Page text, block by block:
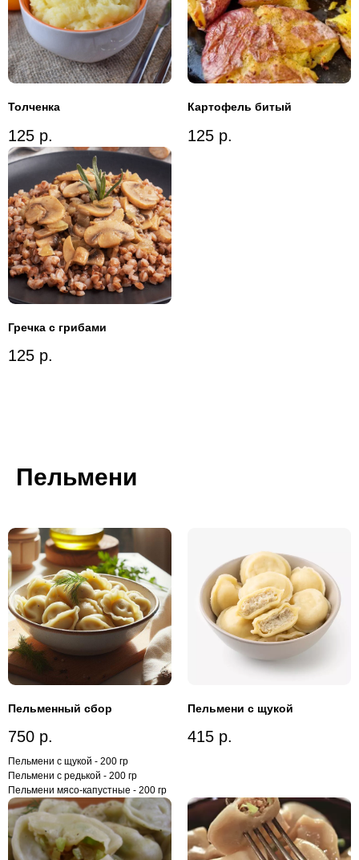
Толченка
125 р.
Картофель битый
125 р.
Гречка с грибами
125 р.
Пельмени
Пельменный сбор
750 р.
Пельмени с щукой - 200 гр
Пельмени с редькой - 200 гр
Пельмени мясо-капустные - 200 гр
Пельмени с щукой
415 р.